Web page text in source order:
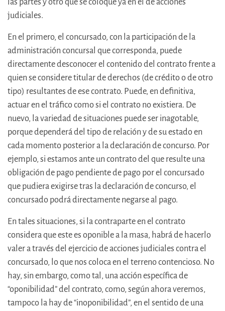
las partes y otro que se coloque ya en el de acciones
judiciales.
En el primero, el concursado, con la participación de la
administración concursal que corresponda, puede
directamente desconocer el contenido del contrato frente a
quien se considere titular de derechos (de crédito o de otro
tipo) resultantes de ese contrato. Puede, en definitiva,
actuar en el tráfico como si el contrato no existiera. De
nuevo, la variedad de situaciones puede ser inagotable,
porque dependerá del tipo de relación y de su estado en
cada momento posterior a la declaración de concurso. Por
ejemplo, si estamos ante un contrato del que resulte una
obligación de pago pendiente de pago por el concursado
que pudiera exigirse tras la declaración de concurso, el
concursado podrá directamente negarse al pago.
En tales situaciones, si la contraparte en el contrato
considera que este es oponible a la masa, habrá de hacerlo
valer a través del ejercicio de acciones judiciales contra el
concursado, lo que nos coloca en el terreno contencioso. No
hay, sin embargo, como tal, una acción específica de
“oponibilidad” del contrato, como, según ahora veremos,
tampoco la hay de “inoponibilidad”, en el sentido de una